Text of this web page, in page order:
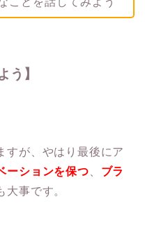
う】
すが、やはり最後にア
ーションを保つ、 ブラ
大事です。